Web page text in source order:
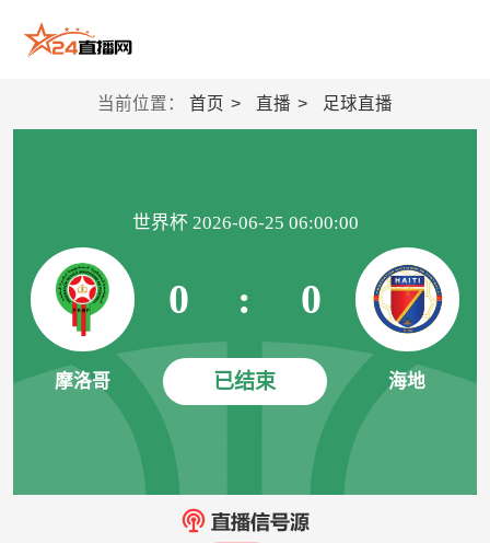
当前位置： 首页 直播 足球直播
世界杯 2026-06-25 06:00:00
摩洛哥
0 : 0
已结束 海地